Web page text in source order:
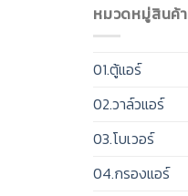
หมวดหมู่สินค้า
01.ตู้แอร์
02.วาล์วแอร์
03.โบเวอร์
04.กรองแอร์